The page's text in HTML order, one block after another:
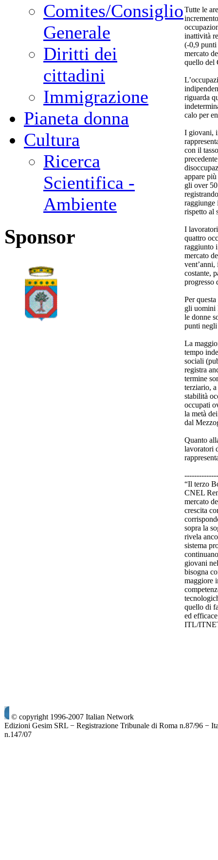
Comites/Consiglio
Generale
Diritti dei
cittadini
Immigrazione
Pianeta donna
Cultura
Ricerca
Scientifica -
Ambiente
Sponsor
Tutte le
inattività
(-0,9
mercato
quello del
riguarda
calo per
I giovani,
con il
appare
gli over
raggiunge
rispetto al
I
quattro
raggiunto
mercato
costante,
progresso
Per
gli uomini
le donne
punti
La
tempo
sociali
registra
termine
terziario,
stabilità
occupati
la metà
dal
Quanto
lavoratori
“Il terzo
CNEL
mercato
crescita
sopra la
rivela
sistema
giovani
bisogna
maggiore
quello di
ed
ITL/
© copyright 1996-2007 Italian Network
Edizioni Gesim SRL − Registrazione Tribunale di Roma n.87/96 −
n.147/07